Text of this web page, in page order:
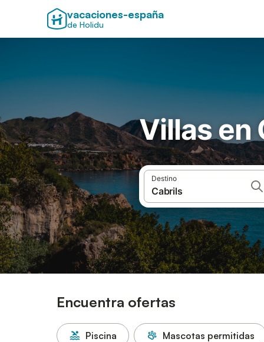
vacaciones-españa
de Holidu
Villas en
Destino
Encuentra ofertas
Piscina Mascotas permitidas